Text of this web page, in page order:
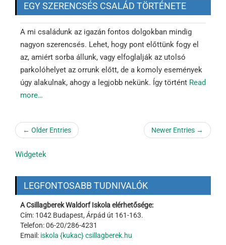
EGY SZERENCSÉS CSALÁD TÖRTÉNETE
A mi családunk az igazán fontos dolgokban mindig
nagyon szerencsés. Lehet, hogy pont előttünk fogy el
az, amiért sorba állunk, vagy elfoglalják az utolsó
parkolóhelyet az orrunk előtt, de a komoly események
úgy alakulnak, ahogy a legjobb nekünk. Így történt Read
more…
← Older Entries Newer Entries →
Widgetek
LEGFONTOSABB TUDNIVALÓK
A Csillagberek Waldorf Iskola elérhetősége:
Cím: 1042 Budapest, Árpád út 161-163.
Telefon: 06-20/286-4231
Email: iskola {kukac} csillagberek.hu